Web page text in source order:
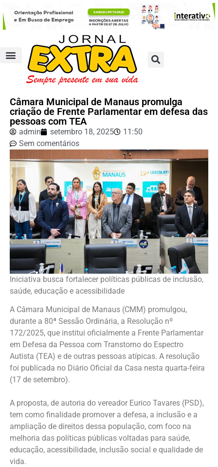
Câmara Municipal de Manaus promulga
criação de Frente Parlamentar em defesa das
pessoas com TEA
admin setembro 18, 2025
11:50
Sem comentários
Iniciativa busca fortalecer políticas públicas de inclusão,
saúde, educação e acessibilidade
A Câmara Municipal de Manaus (CMM) promulgou,
durante a 80ª Sessão Ordinária, a Resolução nº
172/2025, que institui oficialmente a Frente Parlamentar
em Defesa da Pessoa com Transtorno do Espectro
Autista (TEA) e de outras pessoas atípicas. A resolução
foi publicada no Diário Oficial da Casa nesta quarta-feira
(17 de setembro).
A proposta, de autoria do vereador Eurico Tavares (PSD),
tem como finalidade promover a defesa, a inclusão e a
ampliação de direitos dessa população, com foco na
melhoria das políticas públicas voltadas para saúde,
educação, acessibilidade, inclusão social e qualidade de
vida.